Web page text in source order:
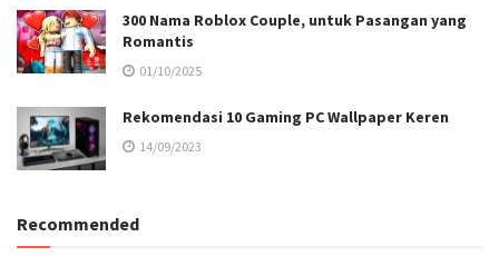
300 Nama Roblox Couple, untuk Pasangan yang
Romantis
01/10/2025
Rekomendasi 10 Gaming PC Wallpaper Keren
14/09/2023
Recommended